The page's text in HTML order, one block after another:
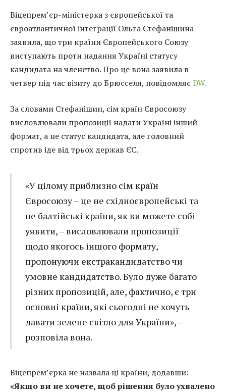
Віцепрем’єр-міністерка з європейської та
євроатлантичної інтеграції Ольга Стефанішина
заявила, що три країни Європейського Союзу
виступають проти надання Україні статусу
кандидата на членство. Про це вона заявила в
четвер під час візиту до Брюсселя, повідомляєDW.
За словами Стефанішин, сім країн Євросоюзу
висловлювали пропозиції надати Україні інший
формат, а не статус кандидата, але головний
спротив іде від трьох держав ЄС.
«У цілому приблизно сім країн
Євросоюзу – це не східноєвропейські та
не балтійські країни, як ви можете собі
уявити, – висловлювали пропозиції
щодо якогось іншого формату,
пропонуючи екстракандидатство чи
умовне кандидатство. Було дуже багато
різних пропозицій, але, фактично, є три
основні країни, які сьогодні не хочуть
давати зелене світло для України», –
розповіла вона.
Віцепрем’єрка не назвала ці країни, додавши:
«Якщо ви не хочете, щоб рішення було ухвалено